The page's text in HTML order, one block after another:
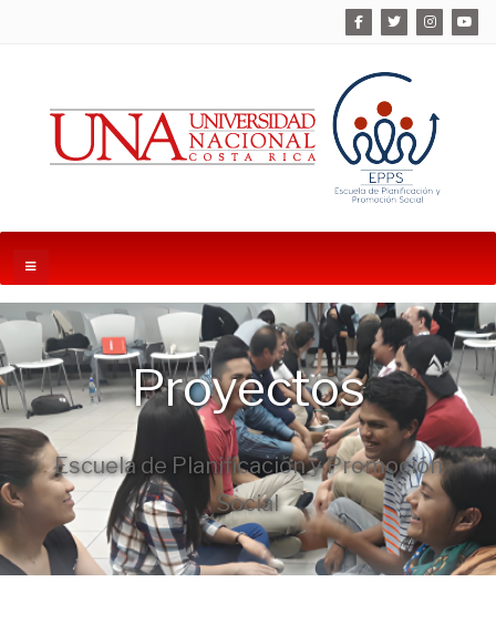
Proyectos
Escuela de Planificación y Promoción
Social